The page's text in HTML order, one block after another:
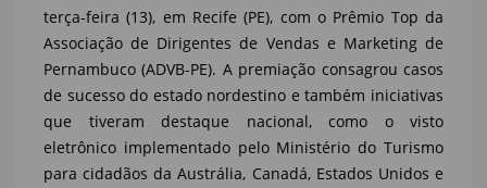
terça-feira (13), em Recife (PE), com o Prêmio Top da
Associação de Dirigentes de Vendas e Marketing de
Pernambuco (ADVB-PE). A premiação consagrou casos
de sucesso do estado nordestino e também iniciativas
que tiveram destaque nacional, como o visto
eletrônico implementado pelo Ministério do Turismo
para cidadãos da Austrália, Canadá, Estados Unidos e